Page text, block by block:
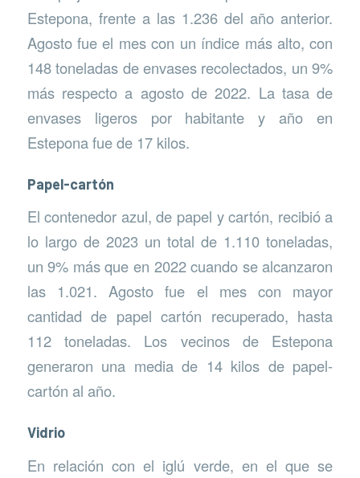
Estepona, frente a las 1.236 del año anterior.
Agosto fue el mes con un índice más alto, con
148 toneladas de envases recolectados, un 9%
más respecto a agosto de 2022. La tasa de
envases ligeros por habitante y año en
Estepona fue de 17 kilos.
Papel-cartón
El contenedor azul, de papel y cartón, recibió a
lo largo de 2023 un total de 1.110 toneladas,
un 9% más que en 2022 cuando se alcanzaron
las 1.021. Agosto fue el mes con mayor
cantidad de papel cartón recuperado, hasta
112 toneladas. Los vecinos de Estepona
generaron una media de 14 kilos de papel-
cartón al año.
Vidrio
En relación con el iglú verde, en el que se